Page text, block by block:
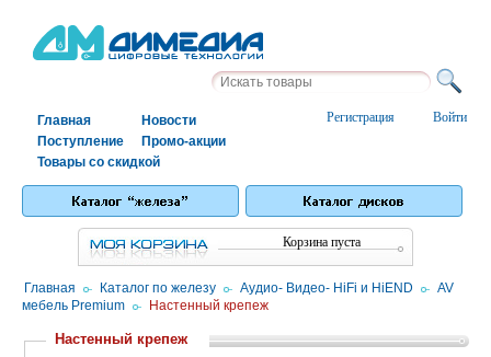
Войти
Регистрация
Главная
Новости
Поступление
Промо-акции
Товары со скидкой
Корзина пуста
Главная / Каталог по железу / Аудио- Видео- HiFi и HiEND /
AV
мебель Premium / Настенный крепеж
Настенный крепеж